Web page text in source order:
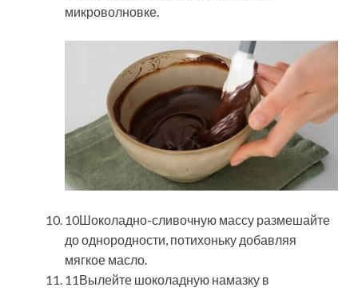
микроволновке.
10Шоколадно-сливочную массу размешайте
до однородности, потихоньку добавляя
мягкое масло.
11Вылейте шоколадную намазку в